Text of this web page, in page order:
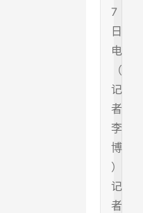
7
日
电
（
记
者
李
博
）
记
者